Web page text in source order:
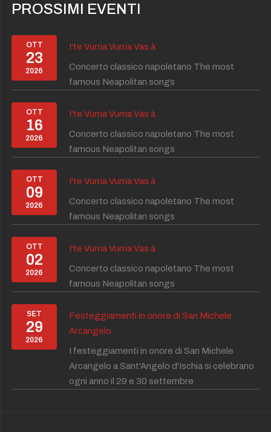
PROSSIMI EVENTI
OTT
23
2026
I'te Vurria Vurria Vas à
Concerto classico napoletano The most
famous Neapolitan songs
OTT
16
2026
I'te Vurria Vurria Vas à
Concerto classico napoletano The most
famous Neapolitan songs
OTT
09
2026
I'te Vurria Vurria Vas à
Concerto classico napoletano The most
famous Neapolitan songs
OTT
02
2026
I'te Vurria Vurria Vas à
Concerto classico napoletano The most
famous Neapolitan songs
SET
29
2026
Festeggiamenti in onore di San Michele
Arcangelo
I festeggiamenti in onore di San Michele
Arcangelo a Sant'Angelo d'Ischia si celebrano
ogni anno il 29 e 30 settembre